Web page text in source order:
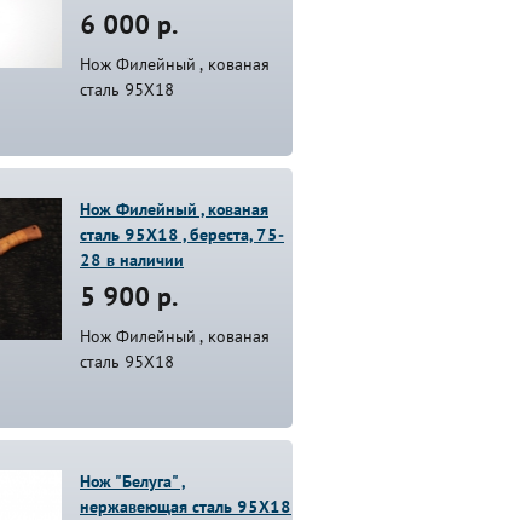
6 000 р.
Нож Филейный , кованая
сталь 95Х18
Нож Филейный , кованая
сталь 95Х18 , береста, 75-
28 в наличии
5 900 р.
Нож Филейный , кованая
сталь 95Х18
Нож "Белуга" ,
нержавеющая сталь 95Х18